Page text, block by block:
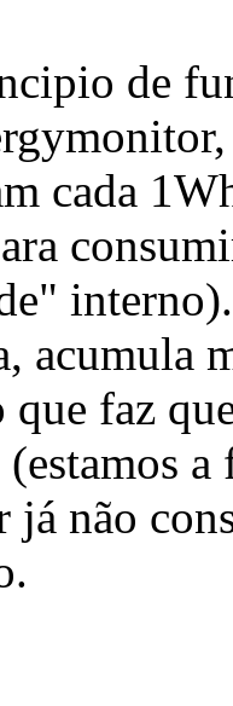
de
cada
acumula
que faz
a
já não